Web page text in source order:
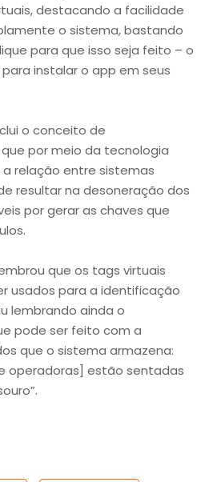
destacando a facilidade
o sistema, bastando
para que isso seja feito – o
instalar o app em seus
o conceito de
por meio da tecnologia
relação entre sistemas
resultar na desoneração dos
por gerar as chaves que
que os tags virtuais
usados para a identificação
lembrando ainda o
pode ser feito com a
que o sistema armazena:
operadoras] estão sentadas